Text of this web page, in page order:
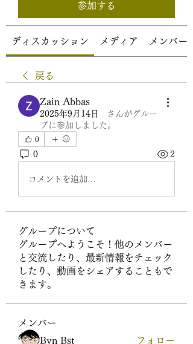
参加する
ディスカッション メディア メンバー
戻る
Zain Abbas
2025年9月14日 · さんがグルー
プに参加しました。
0
0 2
コメントを追加…
グループについて
グループへようこそ！他のメンバー
と交流したり、最新情報をチェック
したり、動画をシェアすることもで
きます。
メンバー
Byn Bst
フォロー